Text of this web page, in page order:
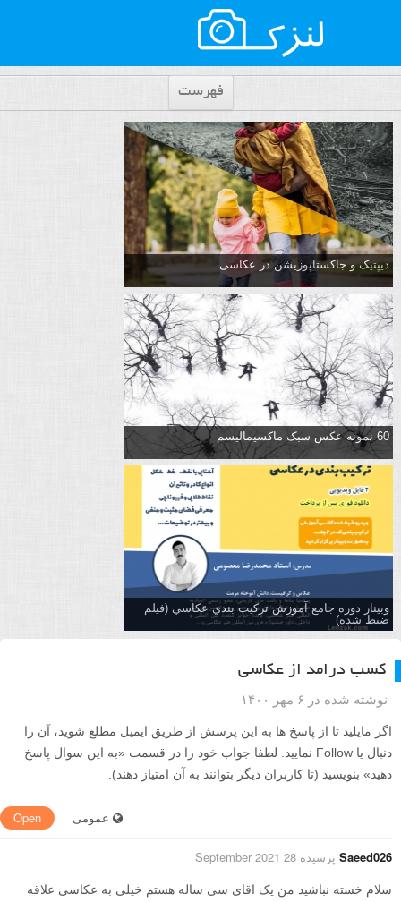
فهرست
دیپتیک و جاکستا‌پوزیشن در عکاسی
60 نمونه عکس سبک ماکسیمالیسم
وبینار دوره جامع آموزش تركيب بندي عكاسي (فیلم
ضبط شده)
کسب درامد از عکاسی
نوشته شده در ۶ مهر ۱۴۰۰
اگر مایلید تا از پاسخ ها به این پرسش از طریق ایمیل مطلع شوید، آن را
دنبال یا Follow نمایید. لطفا جواب خود را در قسمت «به این سوال پاسخ
دهید» بنویسید (تا کاربران دیگر بتوانند به آن امتیاز دهند).
Open عمومی
Saeed026 پرسیده 28 September 2021
سلام خسته نباشید من یک اقای سی ساله هستم خیلی به عکاسی علاقه